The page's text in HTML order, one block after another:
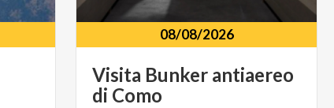
08/08/2026
Visita Bunker antiaereo
di Como